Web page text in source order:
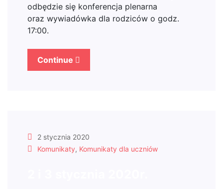
odbędzie się konferencja plenarna
oraz wywiadówka dla rodziców o godz.
17:00.
Continue
2 stycznia 2020
Komunikaty, Komunikaty dla uczniów